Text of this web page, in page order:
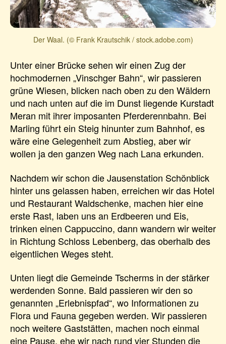
Der Waal. (© Frank Krautschik / stock.adobe.com)
Unter einer Brücke sehen wir einen Zug der
hochmodernen „Vinschger Bahn“, wir passieren
grüne Wiesen, blicken nach oben zu den Wäldern
und nach unten auf die im Dunst liegende Kurstadt
Meran mit ihrer imposanten Pferderennbahn. Bei
Marling führt ein Steig hinunter zum Bahnhof, es
wäre eine Gelegenheit zum Abstieg, aber wir
wollen ja den ganzen Weg nach Lana erkunden.
Nachdem wir schon die Jausenstation Schönblick
hinter uns gelassen haben, erreichen wir das Hotel
und Restaurant Waldschenke, machen hier eine
erste Rast, laben uns an Erdbeeren und Eis,
trinken einen Cappuccino, dann wandern wir weiter
in Richtung Schloss Lebenberg, das oberhalb des
eigentlichen Weges steht.
Unten liegt die Gemeinde Tscherms in der stärker
werdenden Sonne. Bald passieren wir den so
genannten „Erlebnispfad“, wo Informationen zu
Flora und Fauna gegeben werden. Wir passieren
noch weitere Gaststätten, machen noch einmal
eine Pause, ehe wir nach rund vier Stunden die